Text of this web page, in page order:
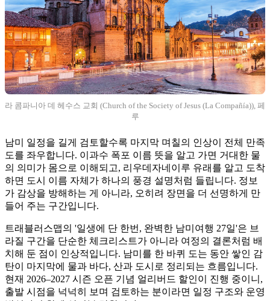
라 콤파니아 데 헤수스 교회 (Church of the Society of Jesus (La Compañía)), 페
루
남미 일정을 길게 검토할수록 마지막 며칠의 인상이 전체 만족
도를 좌우합니다. 이과수 폭포 이름 뜻을 알고 가면 거대한 물
의 의미가 몸으로 이해되고, 리우데자네이루 유래를 알고 도착
하면 도시 이름 자체가 하나의 풍경 설명처럼 들립니다. 정보
가 감상을 방해하는 게 아니라, 오히려 장면을 더 선명하게 만
들어 주는 구간입니다.
트래블러스맵의 '일생에 단 한번, 완벽한 남미여행 27일'은 브
라질 구간을 단순한 체크리스트가 아니라 여정의 결론처럼 배
치해 둔 점이 인상적입니다. 남미를 한 바퀴 도는 동안 쌓인 감
탄이 마지막에 물과 바다, 산과 도시로 정리되는 흐름입니다.
현재 2026–2027 시즌 오픈 기념 얼리버드 할인이 진행 중이니,
출발 시점을 넉넉히 보며 검토하는 분이라면 일정 구조와 운영